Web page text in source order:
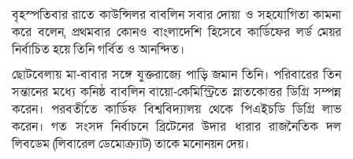
বৃহস্প‌তিবার রা‌তে কাউন্সিলর বাব‌লিন সবার দোয়া ও সহ‌যোগিতা কামনা
ক‌রে ব‌লেন, প্রথমবা‌র কোনও বাংলাদেশি হি‌সে‌বে কা‌র্ডিফের লর্ড মেয়র
নির্বা‌চিত হ‌য়ে তি‌নি গ‌র্বিত ও আন‌ন্দিত।
ছোটবেলায় মা-বাবার সঙ্গে যুক্তরাজ্যে পাড়ি জমান তিনি। পরিবারের তিন
সন্তানের মধ্যে কনিষ্ঠ বাবলিন বায়ো-কেমি‌স্ট্রিতে স্নাতকোত্তর ডিগ্রি সম্পন্ন
করেন। পরবর্তীতে কার্ডিফ বিশ্ববিদ্যালয় থেকে পিএইচডি ডিগ্রি লাভ
করেন। গত সংসদ নির্বা‌চনে ‌ব্রিটে‌নের উদার ধারার রাজনৈতিক দল
লিবডেম (লিবারেল ডেমোক্র্যাট) তা‌কে ম‌নোনয়ন দেয়।